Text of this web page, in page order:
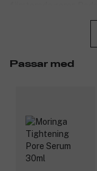
och LHA för mild,
Lugnar omedelbart
60 pads.
Produktnummer:
Passar med